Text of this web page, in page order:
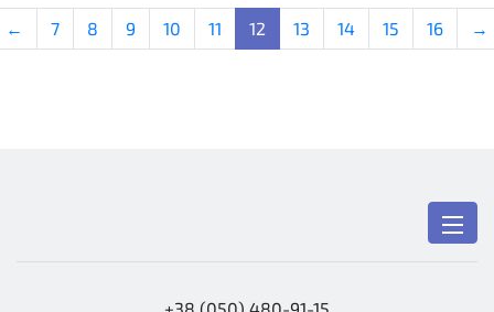
← 7 8 9 10 11 12 13 14 15 16 →